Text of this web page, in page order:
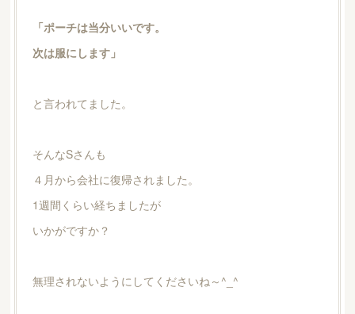
「ポーチは当分いいです。
次は服にします」
と言われてました。
そんなSさんも
４月から会社に復帰されました。
1週間くらい経ちましたが
いかがですか？
無理されないようにしてくださいね～^_^